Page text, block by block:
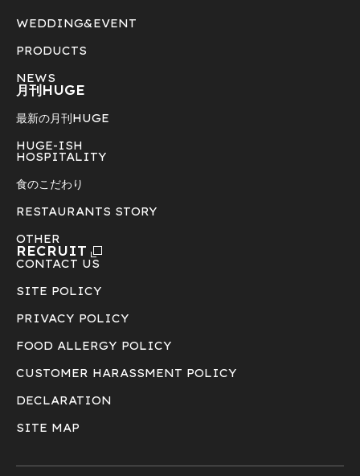
WEDDING&EVENT
PRODUCTS
NEWS
月刊HUGE
最新の月刊HUGE
HUGE-ISH
HOSPITALITY
食のこだわり
RESTAURANTS STORY
OTHER
RECRUIT
CONTACT US
SITE POLICY
PRIVACY POLICY
FOOD ALLERGY POLICY
CUSTOMER HARASSMENT POLICY
DECLARATION
SITE MAP